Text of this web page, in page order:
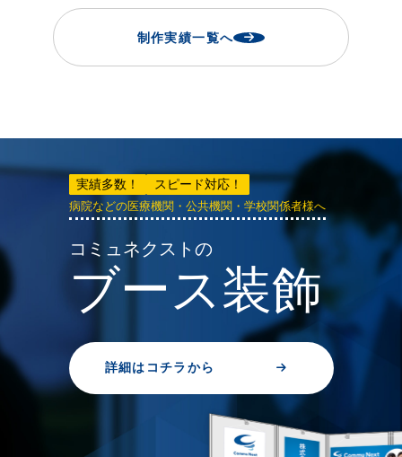
制作実績一覧へ
実績多数！ スピード対応！
病院などの医療機関・公共機関・学校関係者様へ
コミュネクストの
ブース装飾
詳細はコチラから